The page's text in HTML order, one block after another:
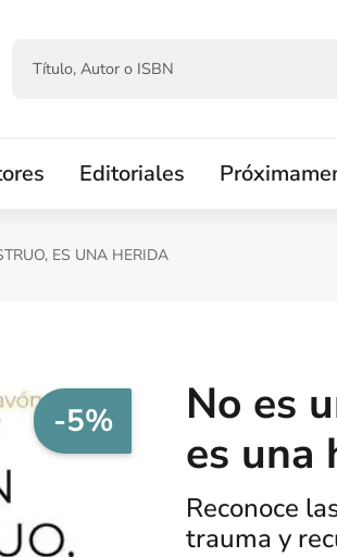
Editoriales
ES UNA HERIDA
-5%
No es
es una
Reconoce
trauma y